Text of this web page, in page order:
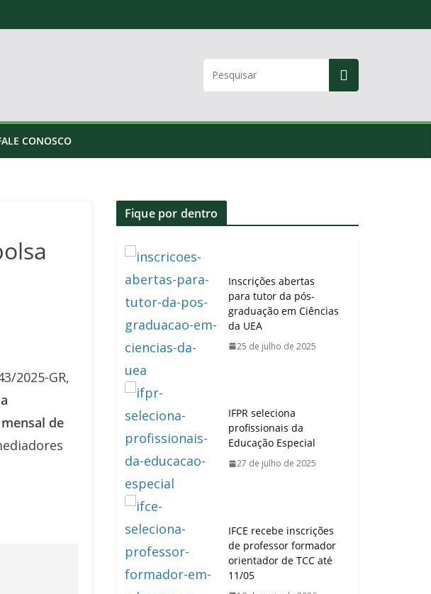
CONOSCO
2025-GR,
de
Fique por dentro
Inscrições abertas
para tutor da pós-
graduação em Ciências
da UEA
25 de julho de 2025
IFPR seleciona
profissionais da
Educação Especial
27 de julho de 2025
IFCE recebe inscrições
de professor formador
orientador de TCC até
11/05